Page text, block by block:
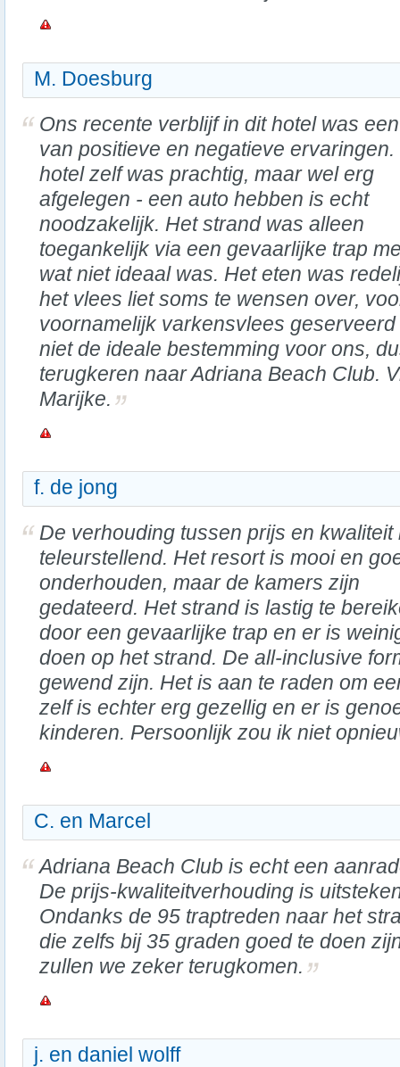
M. Doesburg
Ons recente verblijf in dit hotel was
van positieve en negatieve ervaringen.
hotel zelf was prachtig, maar wel erg
afgelegen - een auto hebben is echt
noodzakelijk. Het strand was alleen
toegankelijk via een gevaarlijke trap
wat niet ideaal was. Het eten was
het vlees liet soms te wensen over,
voornamelijk varkensvlees
niet de ideale bestemming voor ons,
terugkeren naar Adriana Beach Club.
Marijke.
f. de jong
De verhouding tussen prijs en kwaliteit
teleurstellend. Het resort is mooi en
onderhouden, maar de kamers zijn
gedateerd. Het strand is lastig te
door een gevaarlijke trap en er is
doen op het strand. De all-inclusive
gewend zijn. Het is aan te raden om
zelf is echter erg gezellig en er is
kinderen. Persoonlijk zou ik niet
C. en Marcel
Adriana Beach Club is echt een
De prijs-kwaliteitverhouding is
Ondanks de 95 traptreden naar het
die zelfs bij 35 graden goed te doen
zullen we zeker terugkomen.
j. en daniel wolff